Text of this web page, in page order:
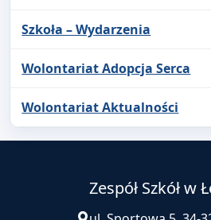
Szkoła – Wydarzenia
Wolontariat Adopcja Serca
Wolontariat Aktualności
Zespół Szkół w